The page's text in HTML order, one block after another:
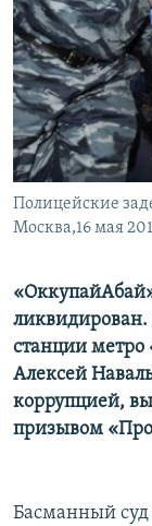
Полицейские
Москва,16 мая
ликвидирован.
станции
Алексей
коррупцией,
призывом
Басманный